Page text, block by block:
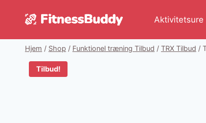
Aktivitetsure
Hjem / Shop / Funktionel træning Tilbud / TRX Tilbud /
Tilbud!